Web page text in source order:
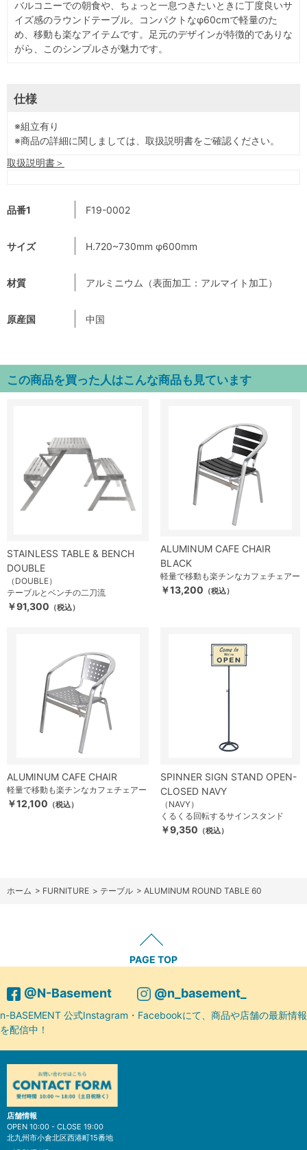
品番1 F19-0002
サイズ H.720~730mm φ600mm
材質 アルミニウム（表面加工：アルマイト加工）
原産国 中国
バルコニーでの朝食や、ちょっと一息つきたいときに丁度良いサ
イズ感のラウンドテーブル。コンパクトなφ60cmで軽量のた
め、移動も楽なアイテムです。足元のデザインが特徴的でありな
がら、このシンプルさが魅力です。
仕様
※組立有り
※商品の詳細に関しましては、取扱説明書をご確認ください。
取扱説明書＞
この商品を買った人はこんな商品も見ています
STAINLESS TABLE & BENCH
DOUBLE
（DOUBLE）
テーブルとベンチの二刀流
￥91,300 （税込）
ALUMINUM CAFE CHAIR
BLACK
軽量で移動も楽チンなカフェチェアー
￥13,200 （税込）
ALUMINUM CAFE CHAIR
軽量で移動も楽チンなカフェチェアー
￥12,100 （税込）
SPINNER SIGN STAND OPEN-
CLOSED NAVY
（NAVY）
くるくる回転するサインスタンド
￥9,350 （税込）
ホーム > FURNITURE > テーブル > ALUMINUM ROUND TABLE 60
PAGE TOP
@N-Basement @n_basement_
n-BASEMENT 公式Instagram・Facebookにて、商品や店舗の最新情報
を配信中！
店舗情報
OPEN 10:00 - CLOSE 19:00
北九州市小倉北区西港町15番地